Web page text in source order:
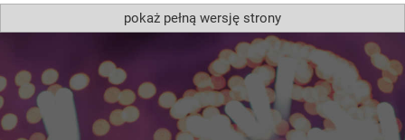
pokaż pełną wersję strony